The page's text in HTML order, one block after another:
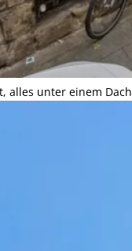
alles unter einem Dach